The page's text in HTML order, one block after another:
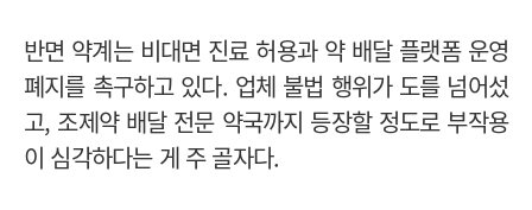
반면 약계는 비대면 진료 허용과 약 배달 플랫폼 운영
폐지를 촉구하고 있다. 업체 불법 행위가 도를 넘어섰
고, 조제약 배달 전문 약국까지 등장할 정도로 부작용
이 심각하다는 게 주 골자다.